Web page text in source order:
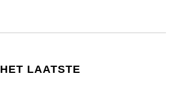
HET LAATSTE